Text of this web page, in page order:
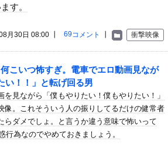
に大人のチ●ポをしゃぶっ...
しみもない子育てがしんどくて....
！修行すれば本当に悪霊ハン...
で涙 見逃していた乳幼児期のサイ...
になる…
す。
衝撃映像
69コメント
月30日 08:00 ┃
何こいつ怖すぎ。電車でエロ動画見なが
い！！」と転げ回る男
を見ながら「僕もやりたい！僕もやりたい！」
像。これそういう人の振りしてるだけの健常者
らダメでしょ。と言うか違う意味で怖いって
行為なのでやめておきましょう。